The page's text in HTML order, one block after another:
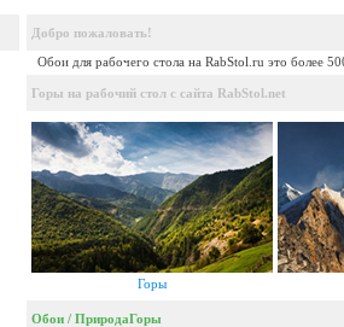
Добро пожаловать!
Обои для рабочего стола на RabStol.ru это более
Горы на рабочий стол с сайта RabStol.net
Горы
Обои / ПриродаГоры